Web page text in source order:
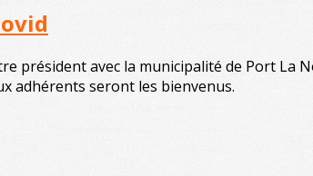
président avec la municipalité de Port La
adhérents seront les bienvenus.